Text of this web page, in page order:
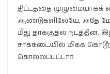
திட்டத்தை முழுமையாகக்
ஆண்டுகளிலேயே, அதே
மீது தாக்குதல் நடத்தின.
சாக்கடையில் மிகக்
கொல்லப்பட்டார்.